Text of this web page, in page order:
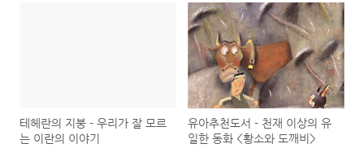
테헤란의 지붕 - 우리가 잘 모르
는 이란의 이야기
유아추천도서 - 천재 이상의 유
일한 동화 <황소와 도깨비>